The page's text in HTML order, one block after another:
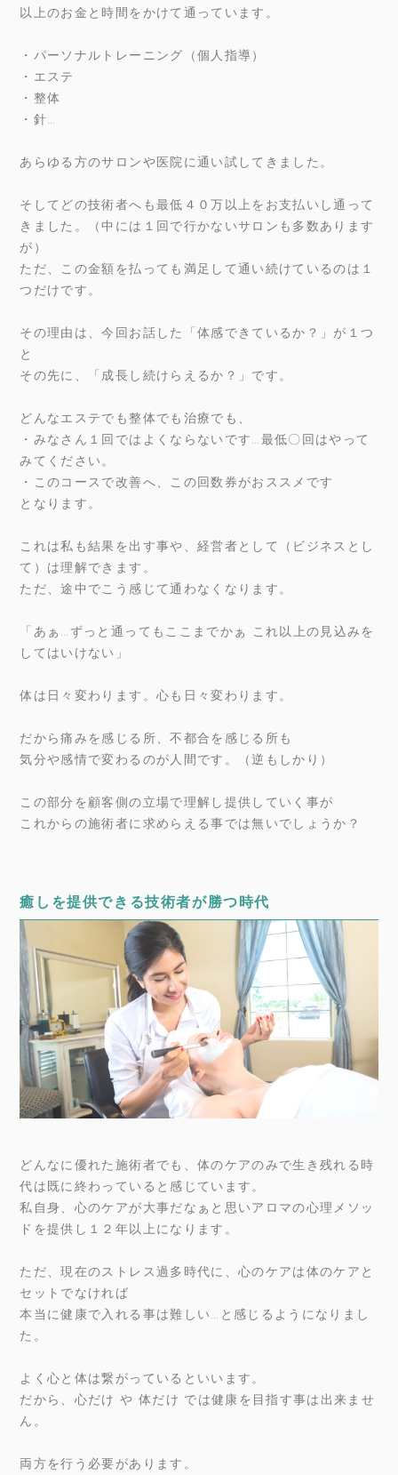
以上のお金と時間をかけて通っています。
・パーソナルトレーニング（個人指導）
・エステ
・整体
・針…
あらゆる方のサロンや医院に通い試してきました。
そしてどの技術者へも最低４０万以上をお支払いし通って
きました。（中には１回で行かないサロンも多数あります
が）
ただ、この金額を払っても満足して通い続けているのは１
つだけです。
その理由は、今回お話した「体感できているか？」が１つ
と
その先に、「成長し続けらえるか？」です。
どんなエステでも整体でも治療でも、
・みなさん１回ではよくならないです…最低〇回はやって
みてください。
・このコースで改善へ、この回数券がおススメです
となります。
これは私も結果を出す事や、経営者として（ビジネスとし
て）は理解できます。
ただ、途中でこう感じて通わなくなります。
「あぁ…ずっと通ってもここまでかぁ これ以上の見込みを
してはいけない」
体は日々変わります。心も日々変わります。
だから痛みを感じる所、不都合を感じる所も
気分や感情で変わるのが人間です。（逆もしかり）
この部分を顧客側の立場で理解し提供していく事が
これからの施術者に求めらえる事では無いでしょうか？
癒しを提供できる技術者が勝つ時代
どんなに優れた施術者でも、体のケアのみで生き残れる時
代は既に終わっていると感じています。
私自身、心のケアが大事だなぁと思いアロマの心理メソッ
ドを提供し１２年以上になります。
ただ、現在のストレス過多時代に、心のケアは体のケアと
セットでなければ
本当に健康で入れる事は難しい…と感じるようになりまし
た。
よく心と体は繋がっているといいます。
だから、心だけ や 体だけ では健康を目指す事は出来ませ
ん。
両方を行う必要があります。